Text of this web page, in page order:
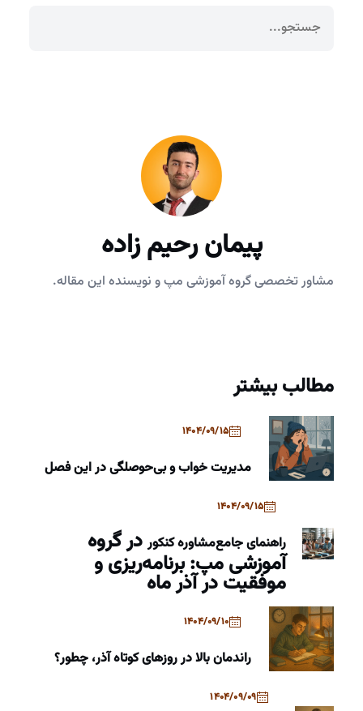
پیمان رحیم زاده
مشاور تخصصی گروه آموزشی مپ و نویسنده این مقاله.
مطالب بیشتر
1404/09/15
مدیریت خواب و بی‌حوصلگی در این فصل
1404/09/15
راهنمای جامعمشاوره کنکوردر گروه
آموزشی مپ: برنامه‌ریزی و
موفقیت در آذر ماه
1404/09/10
راندمان بالا در روزهای کوتاه آذر، چطور؟
1404/09/09